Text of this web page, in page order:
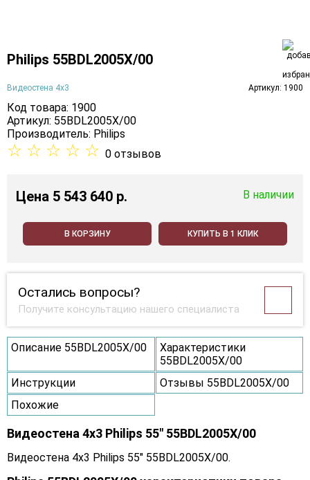
Philips 55BDL2005X/00
Видеостена 4х3 Артикул: 1900
Код товара: 1900
Артикул: 55BDL2005X/00
Производитель: Philips
☆ ☆ ☆ ☆ ☆ 0 отзывов
Цена 5 543 640 p. В наличии
В КОРЗИНУ КУПИТЬ В 1 КЛИК
Остались вопросы?
Получите консультацию нашего специалиста
Описание 55BDL2005X/00
Характеристики
55BDL2005X/00
Инструкции
Отзывы 55BDL2005X/00
Похожие
Видеостена 4x3 Philips 55" 55BDL2005X/00
Видеостена 4x3 Philips 55" 55BDL2005X/00.